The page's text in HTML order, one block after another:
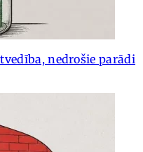
nedrošie parādi